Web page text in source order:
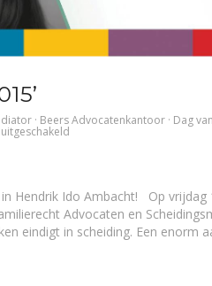
· Beers Advocatenkantoor · Dag
2015’
Hendrik Ido Ambacht! Op vrijdag
Advocaten en
eindigt in scheiding. Een enorm